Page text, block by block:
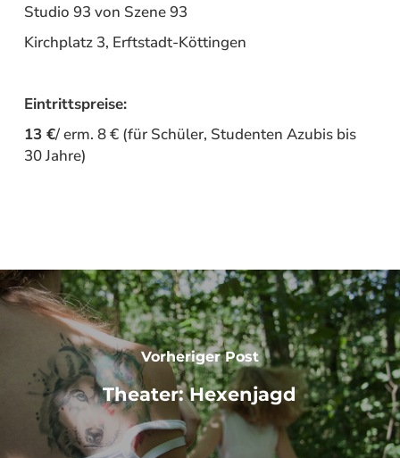
Studio 93 von Szene 93
Kirchplatz 3, Erftstadt-Köttingen
Eintrittspreise:
13 €/ erm. 8 € (für Schüler, Studenten Azubis bis
30 Jahre)
Vorheriger Post
Theater: Hexenjagd